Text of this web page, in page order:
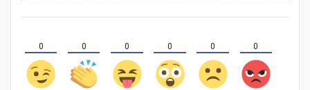
0 0 0 0 0 0